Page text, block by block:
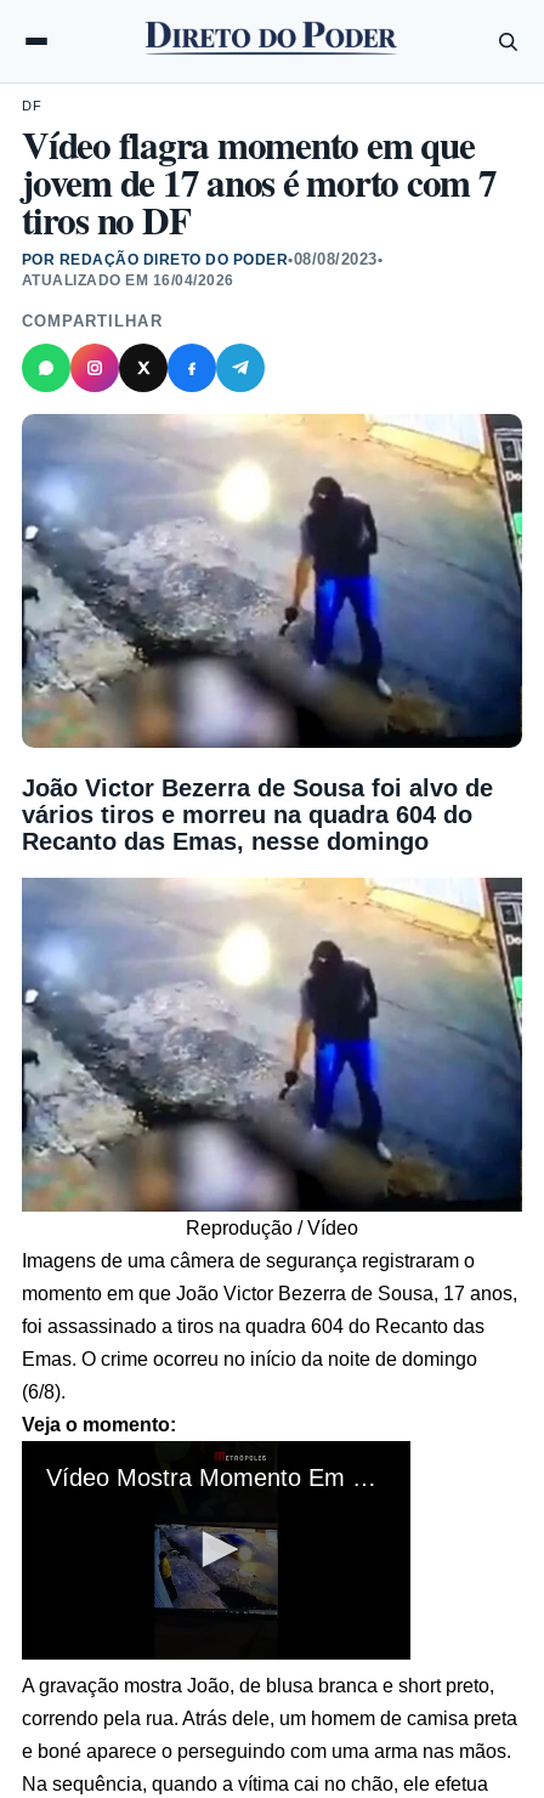
DF
Vídeo flagra momento em que
jovem de 17 anos é morto com 7
tiros no DF
POR REDAÇÃO DIRETO DO PODER•08/08/2023•
ATUALIZADO EM 16/04/2026
COMPARTILHAR
João Victor Bezerra de Sousa foi alvo de
vários tiros e morreu na quadra 604 do
Recanto das Emas, nesse domingo
Reprodução / Vídeo
Imagens de uma câmera de segurança registraram o
momento em que João Victor Bezerra de Sousa, 17 anos,
foi assassinado a tiros na quadra 604 do Recanto das
Emas. O crime ocorreu no início da noite de domingo
(6/8).
Veja o momento:
A gravação mostra João, de blusa branca e short preto,
correndo pela rua. Atrás dele, um homem de camisa preta
e boné aparece o perseguindo com uma arma nas mãos.
Na sequência, quando a vítima cai no chão, ele efetua